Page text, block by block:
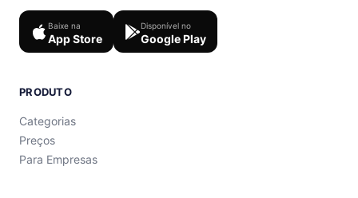
Baixe na
App Store
Disponível no
Google Play
PRODUTO
Categorias
Preços
Para Empresas